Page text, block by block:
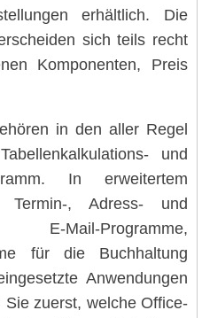
erhältlich. Die
sich teils recht
Komponenten, Preis
in den aller Regel
und
In erweitertem
, Adress- und
E-Mail-Programme,
für die Buchhaltung
Anwendungen
zuerst, welche Office-